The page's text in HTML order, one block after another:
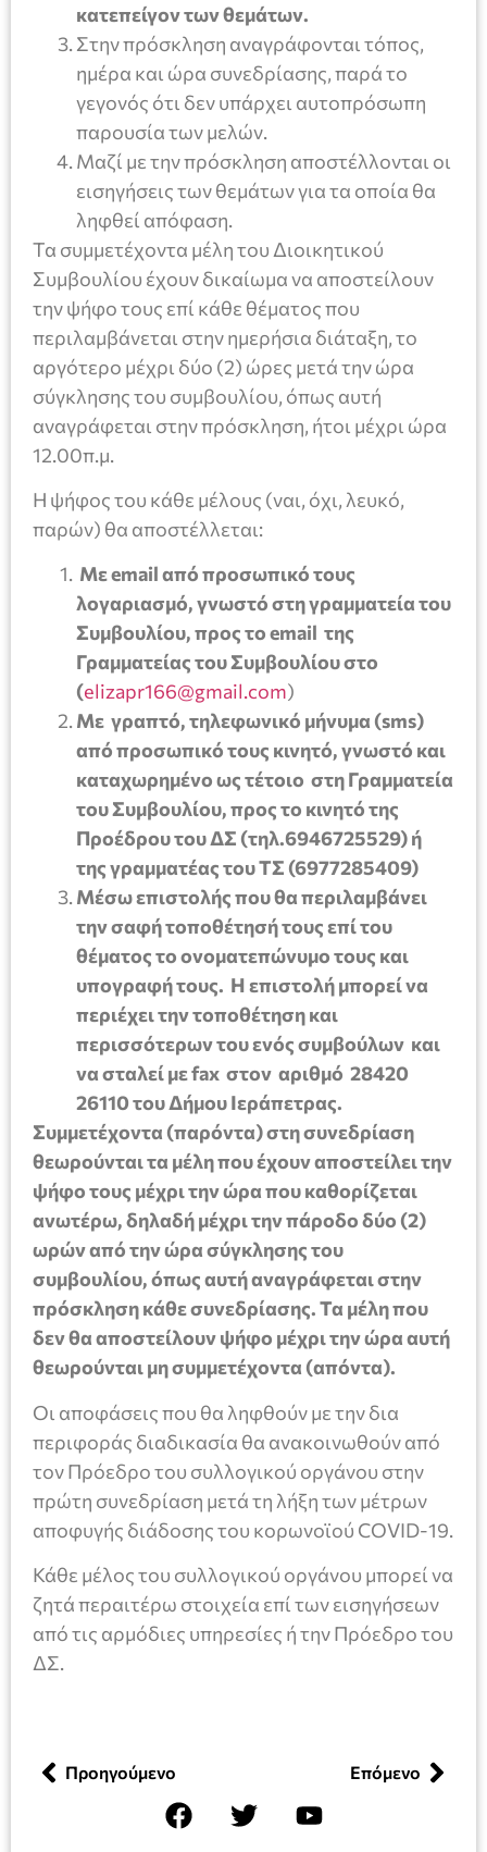
κατεπείγον των θεμάτων.
Στην πρόσκληση αναγράφονται τόπος,
ημέρα και ώρα συνεδρίασης, παρά το
γεγονός ότι δεν υπάρχει αυτοπρόσωπη
παρουσία των μελών.
Μαζί με την πρόσκληση αποστέλλονται οι
εισηγήσεις των θεμάτων για τα οποία θα
ληφθεί απόφαση.
Τα συμμετέχοντα μέλη του Διοικητικού
Συμβουλίου έχουν δικαίωμα να αποστείλουν
την ψήφο τους επί κάθε θέματος που
περιλαμβάνεται στην ημερήσια διάταξη, το
αργότερο μέχρι δύο (2) ώρες μετά την ώρα
σύγκλησης του συμβουλίου, όπως αυτή
αναγράφεται στην πρόσκληση, ήτοι μέχρι ώρα
12.00π.μ.
Η ψήφος του κάθε μέλους (ναι, όχι, λευκό,
παρών) θα αποστέλλεται:
Με email από προσωπικό τους
λογαριασμό, γνωστό στη γραμματεία του
Συμβουλίου, προς το email της
Γραμματείας του Συμβουλίου στο
(elizapr166@gmail.com)
Με γραπτό, τηλεφωνικό μήνυμα (sms)
από προσωπικό τους κινητό, γνωστό και
καταχωρημένο ως τέτοιο στη Γραμματεία
του Συμβουλίου, προς το κινητό της
Προέδρου του ΔΣ (τηλ.6946725529) ή
της γραμματέας του ΤΣ (6977285409)
Μέσω επιστολής που θα περιλαμβάνει
την σαφή τοποθέτησή τους επί του
θέματος το ονοματεπώνυμο τους και
υπογραφή τους. Η επιστολή μπορεί να
περιέχει την τοποθέτηση και
περισσότερων του ενός συμβούλων και
να σταλεί με fax στον αριθμό 28420
26110 του Δήμου Ιεράπετρας.
Συμμετέχοντα (παρόντα) στη συνεδρίαση
θεωρούνται τα μέλη που έχουν αποστείλει την
ψήφο τους μέχρι την ώρα που καθορίζεται
ανωτέρω, δηλαδή μέχρι την πάροδο δύο (2)
ωρών από την ώρα σύγκλησης του
συμβουλίου, όπως αυτή αναγράφεται στην
πρόσκληση κάθε συνεδρίασης. Τα μέλη που
δεν θα αποστείλουν ψήφο μέχρι την ώρα αυτή
θεωρούνται μη συμμετέχοντα (απόντα).
Οι αποφάσεις που θα ληφθούν με την δια
περιφοράς διαδικασία θα ανακοινωθούν από
τον Πρόεδρο του συλλογικού οργάνου στην
πρώτη συνεδρίαση μετά τη λήξη των μέτρων
αποφυγής διάδοσης του κορωνοϊού COVID-19.
Κάθε μέλος του συλλογικού οργάνου μπορεί να
ζητά περαιτέρω στοιχεία επί των εισηγήσεων
από τις αρμόδιες υπηρεσίες ή την Πρόεδρο του
ΔΣ.
Προηγούμενο Επόμενο